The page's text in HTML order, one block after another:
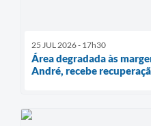
25 JUL 2026 - 17h30
Área degradada às
André, recebe